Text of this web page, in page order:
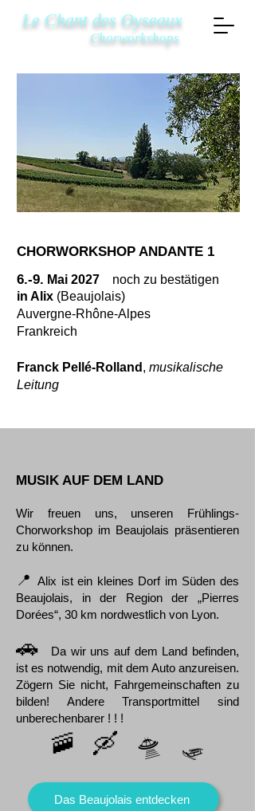
Le Chant des Oyseaux
Chorworkshops
CHORWORKSHOP ANDANTE 1
6.-9. Mai 2027 noch zu bestätigen
in Alix (Beaujolais)
Auvergne-Rhône-Alpes
Frankreich
Franck Pellé-Rolland , musikalische
Leitung
MUSIK AUF DEM LAND
Wir freuen uns, unseren Frühlings-
Chorworkshop im Beaujolais präsentieren
zu können.
📍Alix ist ein kleines Dorf im Süden des
Beaujolais, in der Region der „Pierres
Dorées“, 30 km nordwestlich von Lyon.
🚗
Da wir uns auf dem Land befinden,
ist es notwendig, mit dem Auto anzureisen.
Zögern Sie nicht, Fahrgemeinschaften zu
bilden! Andere Transportmittel sind
unberechenbarer ! ! !
🚠 🛶 🛸 🛷
Das Beaujolais entdecken